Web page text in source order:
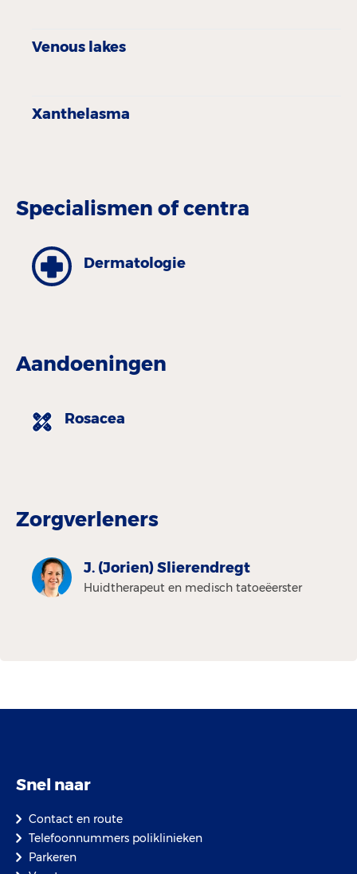
Venous lakes
Xanthelasma
Specialismen of centra
Dermatologie
Aandoeningen
Rosacea
Zorgverleners
J. (Jorien) Slierendregt
Huidtherapeut en medisch tatoeëerster
Snel naar
Contact en route
Telefoonnummers poliklinieken
Parkeren